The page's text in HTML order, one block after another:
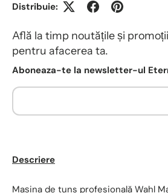
Distribuie:
Află la timp noutățile și
pentru afacerea ta.
Aboneaza-te la newsletter-ul
Descriere
Mașina de tuns profesională Wahl